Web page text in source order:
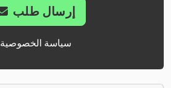
إرسال طلب
سياسة الخصوصية